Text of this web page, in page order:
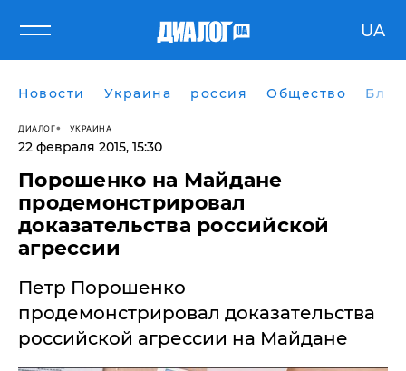
UA
Новости Украина россия Общество
ДИАЛОГ УКРАИНА
22 февраля 2015, 15:30
Порошенко на Майдане
продемонстрировал
доказательства российской
агрессии
Петр Порошенко
продемонстрировал доказательства
российской агрессии на Майдане